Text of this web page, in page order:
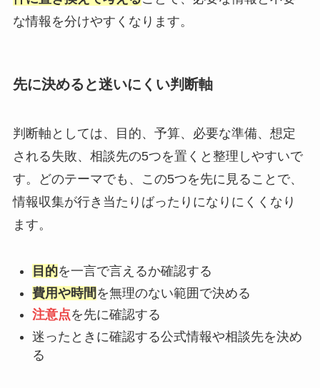
な情報を分けやすくなります。
先に決めると迷いにくい判断軸
判断軸としては、目的、予算、必要な準備、想定
される失敗、相談先の5つを置くと整理しやすいで
す。どのテーマでも、この5つを先に見ることで、
情報収集が行き当たりばったりになりにくくなり
ます。
目的を一言で言えるか確認する
費用や時間 を無理のない範囲で決める
注意点を先に確認する
迷ったときに確認する公式情報や相談先を決め
る